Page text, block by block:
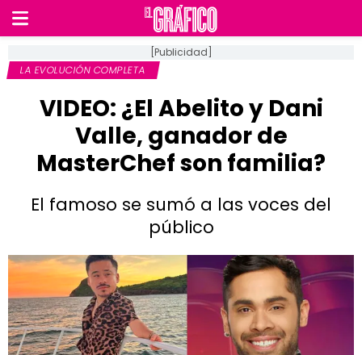
[Publicidad]
LA EVOLUCIÓN COMPLETA
VIDEO: ¿El Abelito y Dani
Valle, ganador de
MasterChef son familia?
El famoso se sumó a las voces del
público